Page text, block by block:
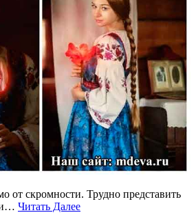
от скромности. Трудно представить
и… Читать Далее